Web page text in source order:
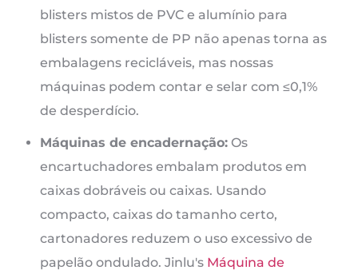
blisters mistos de PVC e alumínio para
blisters somente de PP não apenas torna as
embalagens recicláveis, mas nossas
máquinas podem contar e selar com ≤0,1%
de desperdício.
Máquinas de encadernação: Os
encartuchadores embalam produtos em
caixas dobráveis ​​ou caixas. Usando
compacto, caixas do tamanho certo,
cartonadores reduzem o uso excessivo de
papelão ondulado. Jinlu's Máquina de